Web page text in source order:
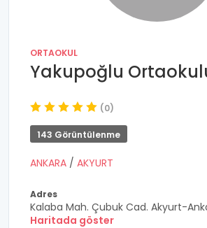
ORTAOKUL
Yakupoğlu
(0)
143 Görüntülenme
ANKARA / AKYURT
Adres
Kalaba Mah. Çubuk Cad. Akyurt-
Haritada göster